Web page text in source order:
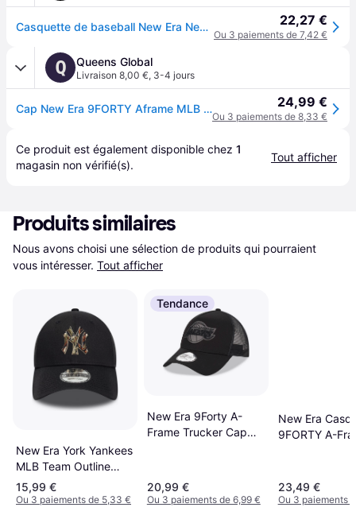
Casquette de baseball New Era New York Yankees League Essential Eframe Neyyan - Noir 22,27 €
Ou 3 paiements de 7,42 €
Q Queens Global
Livraison 8,00 €, 3-4 jours
Cap New Era 9FORTY Aframe MLB League Essential New York Yankees Black Universal 24,99 €
Ou 3 paiements de 8,33 €
Ce produit est également disponible chez 1
magasin non vérifié(s).
Tout afficher
Produits similaires
Nous avons choisi une sélection de produits qui pourraient
vous intéresser. Tout afficher
New Era York Yankees
MLB Team Outline
Camo Infill Cap - Noir
15,99 €
Ou 3 paiements de 5,33 €
Tendance
New Era 9Forty A-
Frame Trucker Cap
20,99 €
Ou 3 paiements de 6,99 €
New Era
9FORTY A-
23,49 €
Ou 3 paiements